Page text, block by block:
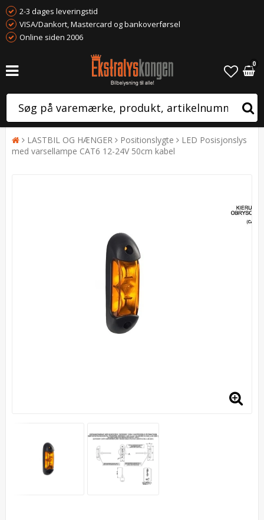
2-3 dages leveringstid
VISA/Dankort, Mastercard og bankoverførsel
Online siden 2006
0
LASTBIL OG HÆNGER Positionslygte
LED Posisjonslys
med varsellampe CAT6 12-24V 50cm kabel